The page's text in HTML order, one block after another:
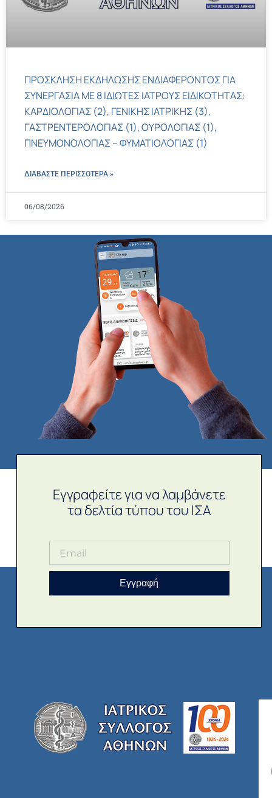
ΠΡΟΣΚΛΗΣΗ ΕΚΔΗΛΩΣΗΣ ΕΝΔΙΑΦΕΡΟΝΤΟΣ ΓΙΑ
ΣΥΝΕΡΓΑΣΙΑ ΜΕ 8 ΙΔΙΩΤΕΣ ΙΑΤΡΟΥΣ ΕΙΔΙΚΟΤΗΤΑΣ:
ΚΑΡΔΙΟΛΟΓΙΑΣ (2), ΓΕΝΙΚΗΣ ΙΑΤΡΙΚΗΣ (3),
ΓΑΣΤΡΕΝΤΕΡΟΛΟΓΙΑΣ (1), ΟΥΡΟΛΟΓΙΑΣ (1),
ΠΝΕΥΜΟΝΟΛΟΓΙΑΣ – ΦΥΜΑΤΙΟΛΟΓΙΑΣ (1)
ΔΙΑΒΑΣΤΕ ΠΕΡΙΣΣΌΤΕΡΑ »
06/08/2026
Εγγραφείτε για να λαμβάνετε
τα δελτία τύπου του ΙΣΑ
Εγγραφή